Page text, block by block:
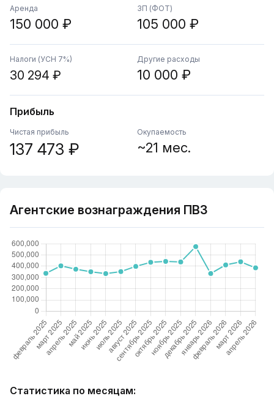
Аренда
150 000 ₽
ЗП (ФОТ)
105 000 ₽
Налоги (УСН 7%)
30 294 ₽
Другие расходы
10 000 ₽
Прибыль
Чистая прибыль
137 473 ₽
Окупаемость
~21 мес.
Агентские вознаграждения ПВЗ
Статистика по месяцам: